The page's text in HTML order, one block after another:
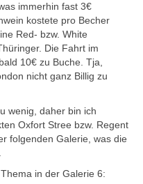
immerhin fast 3€
kostete pro Becher
Red- bzw. White
Die Fahrt im
10€ zu Buche. Tja,
nicht ganz Billig zu
wenig, daher bin ich
Oxfort Stree bzw. Regent
folgenden Galerie, was die
in der Galerie 6: